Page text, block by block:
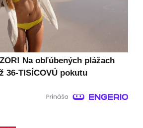
Na obľúbených plážach
36-TISÍCOVÚ pokutu